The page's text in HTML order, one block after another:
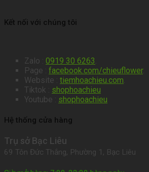
Kết nối với chúng tôi
Zalo : 0919 30 6263.
Page : facebook.com/chieuflower.
Website : tiemhoachieu.com.
Tiktok : shophoachieu
Youtube : shophoachieu
Hệ thống cửa hàng
Trụ sở Bạc Liêu
69 Tôn Đức Thắng, Phường 1, Bạc Liêu